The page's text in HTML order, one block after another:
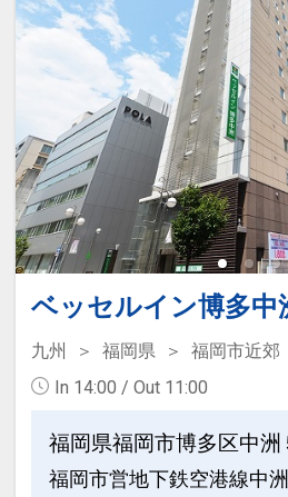
設定期間：2022年1月
31日
インターネットコース
200000002706
ベッセルイン博多中
九州 福岡県 福岡市近郊
In 14:00 / Out 11:00
福岡県福岡市博多区中洲
福岡市営地下鉄空港線中